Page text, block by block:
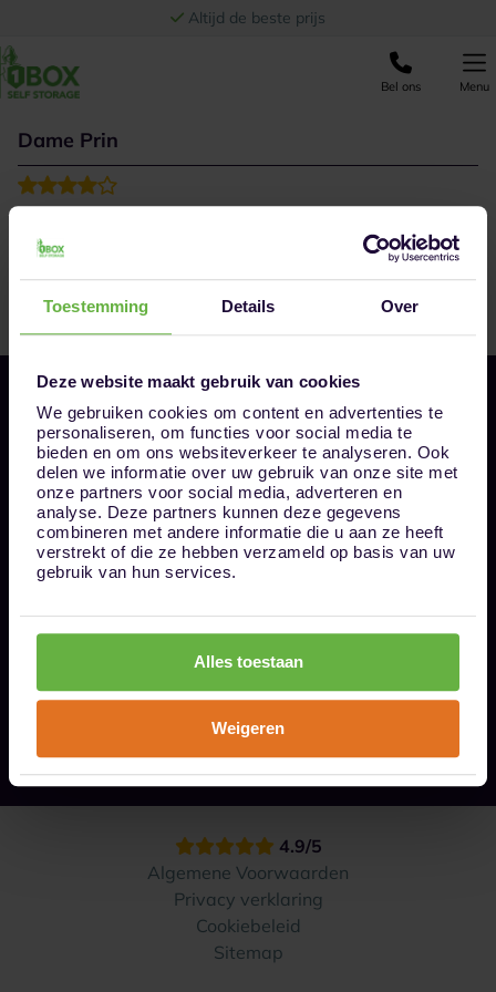
Toestemming Details Over
Deze website maakt gebruik van cookies
We gebruiken cookies om content en advertenties te
personaliseren, om functies voor social media te
bieden en om ons websiteverkeer te analyseren. Ook
delen we informatie over uw gebruik van onze site met
onze partners voor social media, adverteren en
analyse. Deze partners kunnen deze gegevens
combineren met andere informatie die u aan ze heeft
verstrekt of die ze hebben verzameld op basis van uw
gebruik van hun services.
Alles toestaan
Weigeren
Altijd de beste prijs
Bel ons Menu
Dame Prin
Bel ons op 085 - 0161611
info@1box.nl
Volg ons
Onze opslaglocaties
Hoe werkt het?
4.9/5
Algemene Voorwaarden
Privacy verklaring
Cookiebeleid
Sitemap